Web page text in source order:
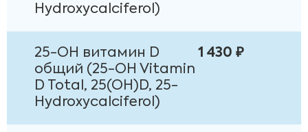
Hydroxycalciferol)
25-OH витамин D
общий (25-OH Vitamin
D Total, 25(OH)D, 25-
Hydroxycalciferol)
1 430 ₽